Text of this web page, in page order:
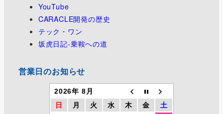
YouTube
CARACLE開発の歴史
テック・ワン
坂虎日記-乗鞍への道
営業日のお知らせ
2026年 8月
日
月 火 水 木 金
土